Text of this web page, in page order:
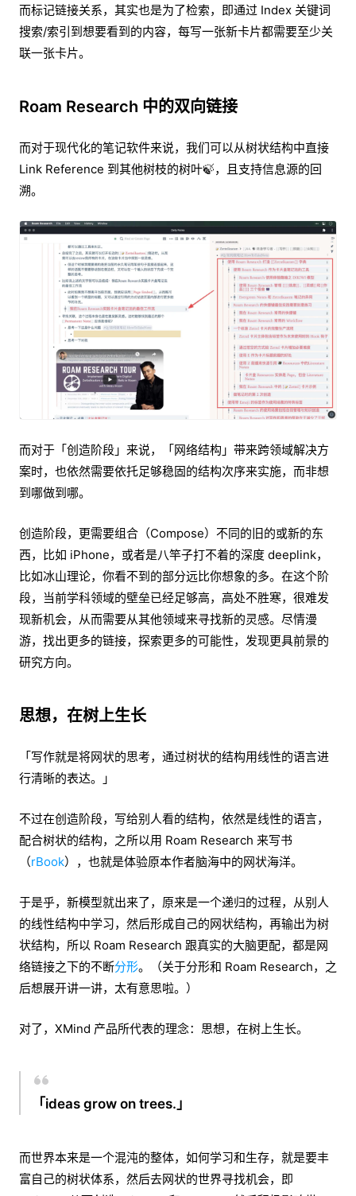
而标记链接关系，其实也是为了检索，即通过 Index 关键词
搜索/索引到想要看到的内容，每写一张新卡片都需要至少关
联一张卡片。
Roam Research 中的双向链接
而对于现代化的笔记软件来说，我们可以从树状结构中直接
Link Reference 到其他树枝的树叶🍃，且支持信息源的回
溯。
而对于「创造阶段」来说，「网络结构」带来跨领域解决方
案时，也依然需要依托足够稳固的结构次序来实施，而非想
到哪做到哪。
创造阶段，更需要组合（Compose）不同的旧的或新的东
西，比如 iPhone，或者是八竿子打不着的深度 deeplink，
比如冰山理论，你看不到的部分远比你想象的多。在这个阶
段，当前学科领域的壁垒已经足够高，高处不胜寒，很难发
现新机会，从而需要从其他领域来寻找新的灵感。尽情漫
游，找出更多的链接，探索更多的可能性，发现更具前景的
研究方向。
思想，在树上生长
「写作就是将网状的思考，通过树状的结构用线性的语言进
行清晰的表达。」
不过在创造阶段，写给别人看的结构，依然是线性的语言，
配合树状的结构，之所以用 Roam Research 来写书
（rBook），也就是体验原本作者脑海中的网状海洋。
于是乎，新模型就出来了，原来是一个递归的过程，从别人
的线性结构中学习，然后形成自己的网状结构，再输出为树
状结构，所以 Roam Research 跟真实的大脑更配，都是网
络链接之下的不断分形。（关于分形和 Roam Research，之
后想展开讲一讲，太有意思啦。）
对了，XMind 产品所代表的理念：思想，在树上生长。
「ideas grow on trees.」
而世界本来是一个混沌的整体，如何学习和生存，就是要丰
富自己的树状体系，然后去网状的世界寻找机会，即